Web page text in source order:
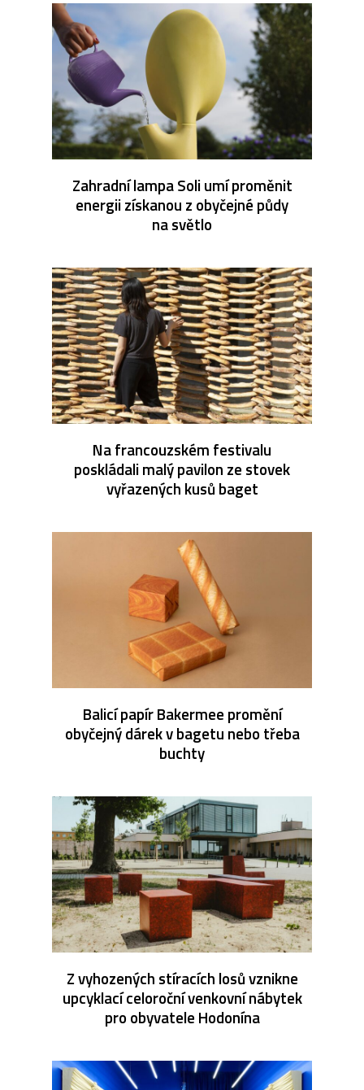
Zahradní lampa Soli umí proměnit
energii získanou z obyčejné půdy
na světlo
Na francouzském festivalu
poskládali malý pavilon ze stovek
vyřazených kusů baget
Balicí papír Bakermee promění
obyčejný dárek v bagetu nebo třeba
buchty
Z vyhozených stíracích losů vznikne
upcyklací celoroční venkovní nábytek
pro obyvatele Hodonína